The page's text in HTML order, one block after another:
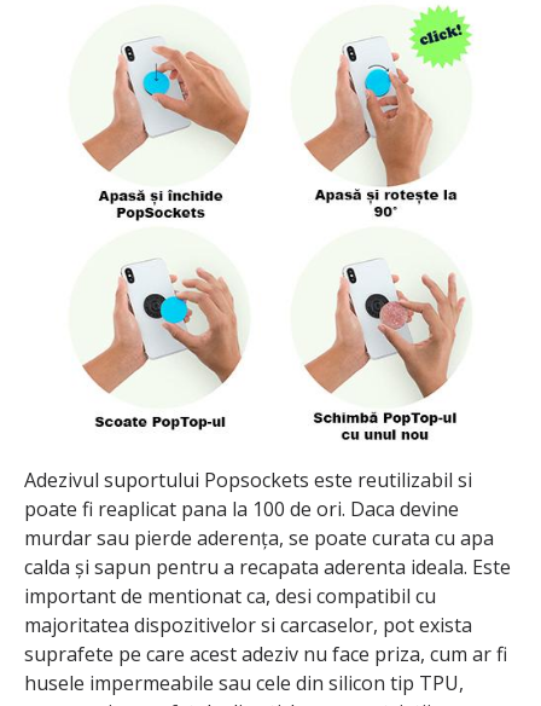
Adezivul suportului Popsockets este reutilizabil si
poate fi reaplicat pana la 100 de ori. Daca devine
murdar sau pierde aderența, se poate curata cu apa
calda și sapun pentru a recapata aderenta ideala. Este
important de mentionat ca, desi compatibil cu
majoritatea dispozitivelor si carcaselor, pot exista
suprafete pe care acest adeziv nu face priza, cum ar fi
husele impermeabile sau cele din silicon tip TPU,